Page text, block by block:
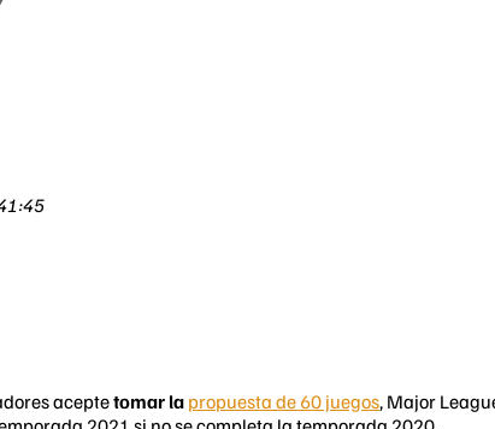
aceptetomar la propuesta de 60 juegos, Major